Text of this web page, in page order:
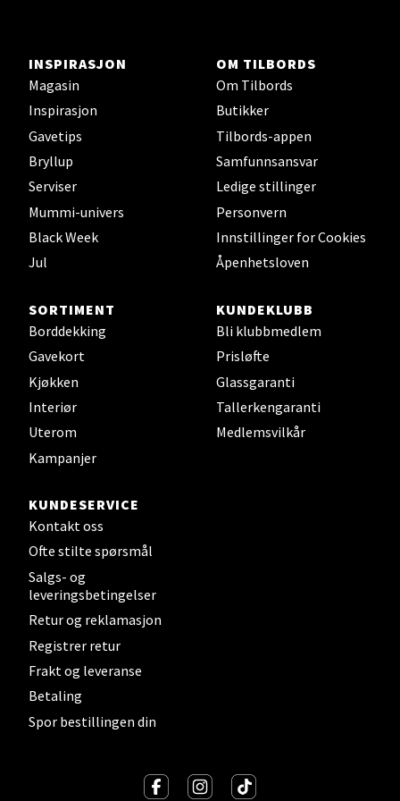
INSPIRASJON
Magasin
Inspirasjon
Gavetips
Bryllup
Serviser
Mummi-univers
Black Week
Jul
OM TILBORDS
Om Tilbords
Butikker
Tilbords-appen
Samfunnsansvar
Ledige stillinger
Personvern
Innstillinger for Cookies
Åpenhetsloven
SORTIMENT
Borddekking
Gavekort
Kjøkken
Interiør
Uterom
Kampanjer
KUNDEKLUBB
Bli klubbmedlem
Prisløfte
Glassgaranti
Tallerkengaranti
Medlemsvilkår
KUNDESERVICE
Kontakt oss
Ofte stilte spørsmål
Salgs- og
leveringsbetingelser
Retur og reklamasjon
Registrer retur
Frakt og leveranse
Betaling
Spor bestillingen din
0 i butikk
Orkanger - Thon Senter Orkanger
Thon Senter Orkanger, Orkdalsveien 113, 7300
0 i butikk
Sandvika - Thon Senter Sandvika
Brodtkorbsgate 7, 1338 Sandvika
Åpent i dag 09-19
0 i butikk
Bergen - Thon Senter Sartor
Sartorvegen 12, 5353 Straume